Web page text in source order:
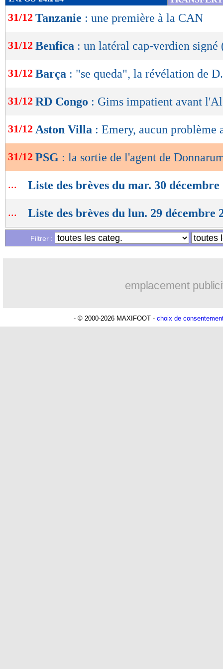
de
lecture
OK
31/12 Tanzanie : une première à la CAN
31/12 Benfica : un latéral cap-verdien signé
31/12 Barça : "se queda", la révélation de
31/12 RD Congo : Gims impatient avant
31/12 Aston Villa : Emery, aucun problème
31/12 PSG : la sortie de l'agent de
... Liste des brèves du mar. 30 décembre
... Liste des brèves du lun. 29 décembre
Filtrer :
emplacement
- © 2000-2026 MAXIFOOT - choix de